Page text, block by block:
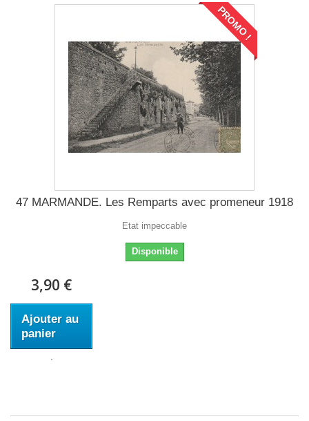
PROMO !
47 MARMANDE. Les Remparts avec promeneur 1918
Etat impeccable
Disponible
3,90 €
Ajouter au
panier